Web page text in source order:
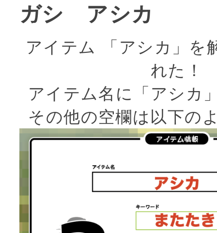
ガシ アシカ
アイテム 「アシカ」を
れた！
アイテム名に「アシカ
その他の空欄は以下の